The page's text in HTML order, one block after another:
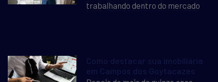
trabalhando dentro do mercado
Como destacar sua imobiliária
em Campos dos Goytacazes